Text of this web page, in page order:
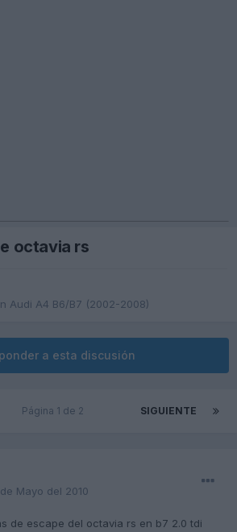
octavia rs
Audi A4 B6/B7 (2002-2008)
a esta discusión
SIGUIENTE
Página 1 de 2
Mayo del 2010
de escape del octavia rs en b7 2.0 tdi